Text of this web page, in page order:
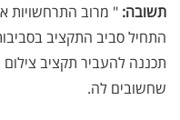
תשובה: " מרוב התרחשויות
התחיל סביב התקציב
תכננה להעביר תקציב
שחשובים לה.